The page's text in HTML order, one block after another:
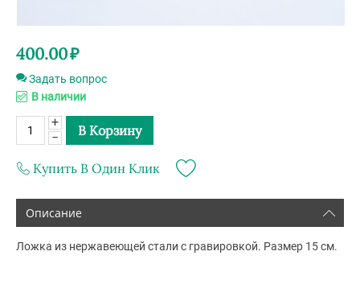
400.00₽
Задать вопрос
В наличии
+
−
В Корзину
Купить В Один Клик
Описание
Ложка из нержавеющей стали с гравировкой. Размер 15 см.